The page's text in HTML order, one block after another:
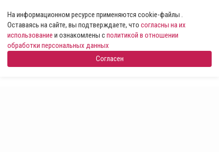
На информационном ресурсе применяются cookie-файлы .
Оставаясь на сайте, вы подтверждаете, что согласны на их
использование и ознакомлены сполитикой в отношении
обработки персональных данных
Согласен